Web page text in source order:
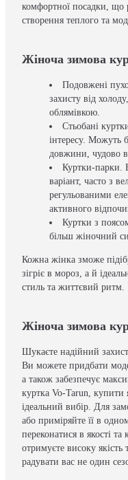
комфортної посадки, що
створення теплого та
Жіноча зимова
Подовжені
захисту від
облямівкою.
Стьобані
інтересу. Можуть
довжини, чудово
Куртки-парки.
варіант, часто з
регульованими
активного
Куртки з
більш жіночний
Кожна жінка зможе
зігріє в мороз, а й
стиль та життєвий ритм.
Жіноча зимова
Шукаєте надійний
Ви можете придбати
а також забезпечує
куртка Vo-Tarun,
ідеальний вибір. Для
або приміряйте її в
переконатися в якості
отримуєте високу
радувати вас не один